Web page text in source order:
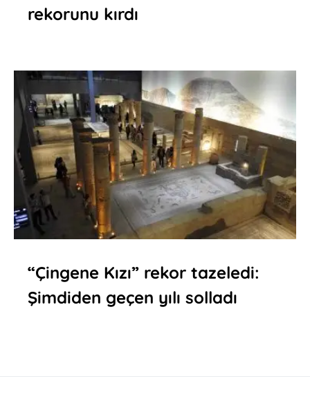
rekorunu kırdı
“Çingene Kızı” rekor tazeledi:
Şimdiden geçen yılı solladı